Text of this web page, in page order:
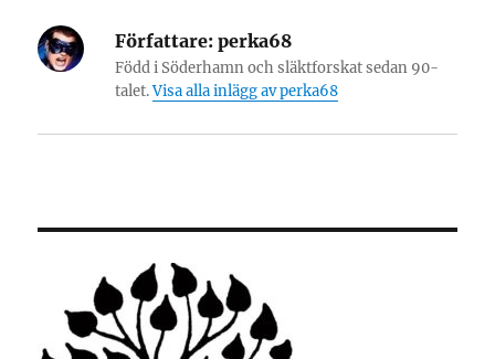
Författare: perka68
Född i Söderhamn och släktforskat sedan 90-
talet.Visa alla inlägg av perka68